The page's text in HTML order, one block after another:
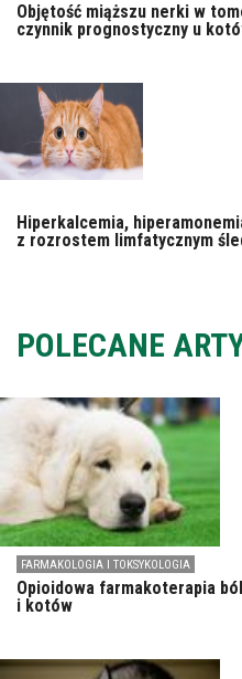
Objętość miąższu nerki w
czynnik prognostyczny u
Hiperkalcemia,
z rozrostem limfatycznym
POLECANE
FARMAKOLOGIA I TOKSYKOLOGIA
Opioidowa farmakoterapia
i kotów